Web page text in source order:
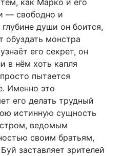
как Марко и его
— свободно и
души он боится,
обуздать монстра
его секрет, он
в нём хоть капля
пытается
Именно это
его делать трудный
истинную сущность
ведомым
своим братьям,
заставляет зрителей